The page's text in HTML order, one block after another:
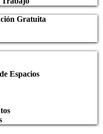
Gratuita
Espacios